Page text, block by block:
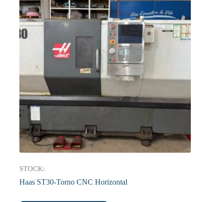
STOCK:
Haas ST30-Torno CNC Horizontal